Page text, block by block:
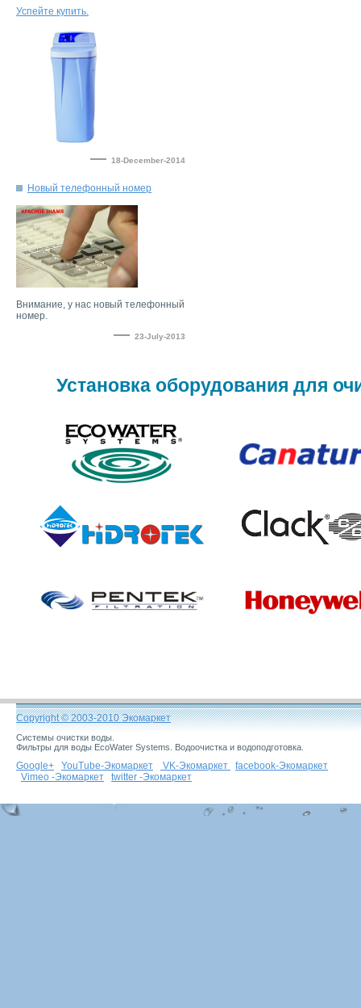
— 18-December-2014
Внимание, у нас новый телефонный
— 23-July-2013
Фильтры для воды EcoWater Systems. Водоочистка и водоподготовка.
VK-Экомаркет